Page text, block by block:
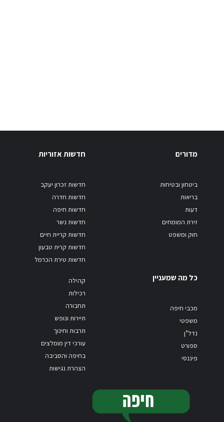
מדורים
ביטחון ובטיחות
בריאות
דעות
זירת המומחים
חוק ומשפט
חדשות אזוריות
חדשות זכרון יעקב
חדשות חדרה
חדשות חיפה
חדשות נשר
חדשות קריית חיים
חדשות קרית טבעון
חדשות טירת הכרמל
כל מה שמעניין
מכבי חיפה
משפטי
נדל"ן
ספורט
פיננסי
קהילה
רכילות
תחבורה
תיירות ונופש
תרבות וחינוך
עורכי דין מומלצים
בחיפה והסביבה
הצהרת נגישות